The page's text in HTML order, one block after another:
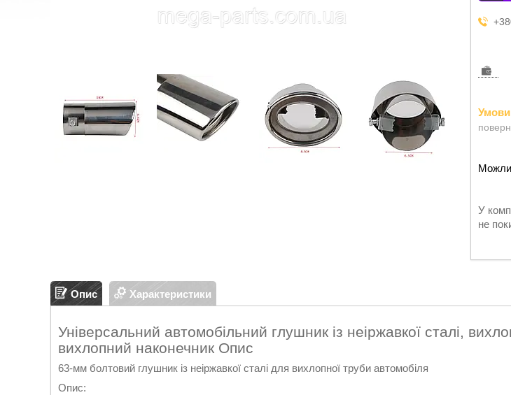
У
не
Опис Характеристики
Універсальний автомобільний глушник із неіржавкої сталі,
вихлопний наконечник Опис
63-мм болтовий глушник із неіржавкої сталі для вихлопної труби автомобіля
Опис: